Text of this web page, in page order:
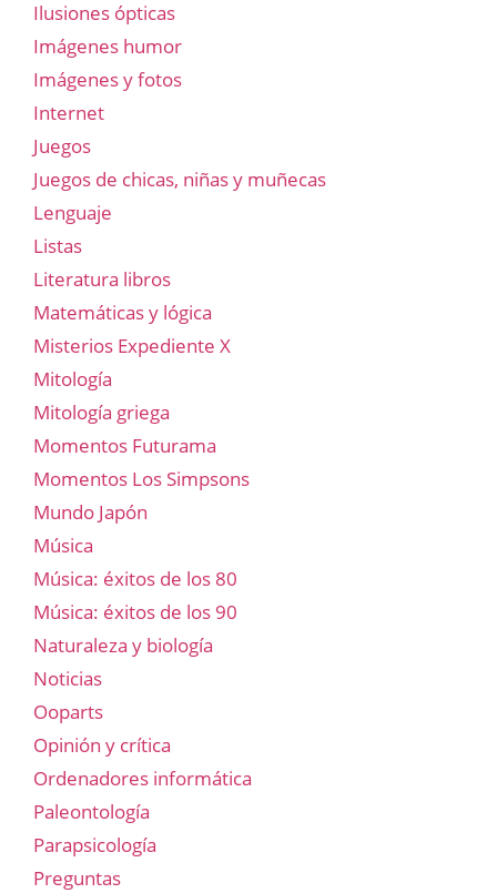
Ilusiones ópticas
Imágenes humor
Imágenes y fotos
Internet
Juegos
Juegos de chicas, niñas y muñecas
Lenguaje
Listas
Literatura libros
Matemáticas y lógica
Misterios Expediente X
Mitología
Mitología griega
Momentos Futurama
Momentos Los Simpsons
Mundo Japón
Música
Música: éxitos de los 80
Música: éxitos de los 90
Naturaleza y biología
Noticias
Ooparts
Opinión y crítica
Ordenadores informática
Paleontología
Parapsicología
Preguntas